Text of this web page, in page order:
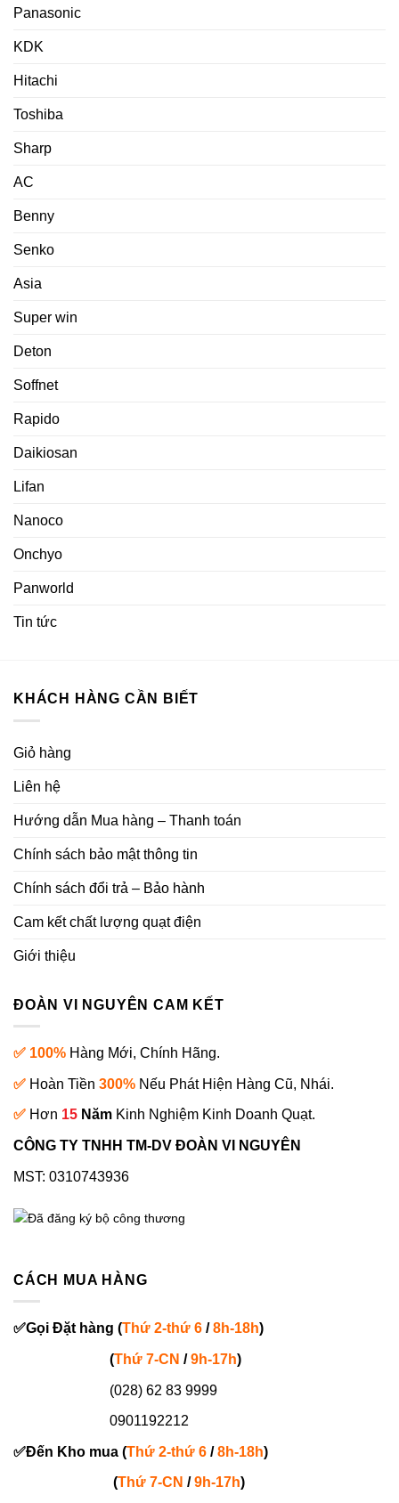
Panasonic
KDK
Hitachi
Toshiba
Sharp
AC
Benny
Senko
Asia
Super win
Deton
Soffnet
Rapido
Daikiosan
Lifan
Nanoco
Onchyo
Panworld
Tin tức
KHÁCH HÀNG CẦN BIẾT
Giỏ hàng
Liên hệ
Hướng dẫn Mua hàng – Thanh toán
Chính sách bảo mật thông tin
Chính sách đổi trả – Bảo hành
Cam kết chất lượng quạt điện
Giới thiệu
ĐOÀN VI NGUYÊN CAM KẾT
✅ 100% Hàng Mới, Chính Hãng.
✅ Hoàn Tiền 300% Nếu Phát Hiện Hàng Cũ, Nhái.
✅ Hơn 15 Năm Kinh Nghiệm Kinh Doanh Quạt.
CÔNG TY TNHH TM-DV ĐOÀN VI NGUYÊN
MST: 0310743936
CÁCH MUA HÀNG
✅Gọi Đặt hàng (Thứ 2-thứ 6 / 8h-18h)
(Thứ 7-CN /9h-17h)
(028) 62 83 9999
0901192212
✅Đến Kho mua (Thứ 2-thứ 6 /8h-18h)
(Thứ 7-CN / 9h-17h)